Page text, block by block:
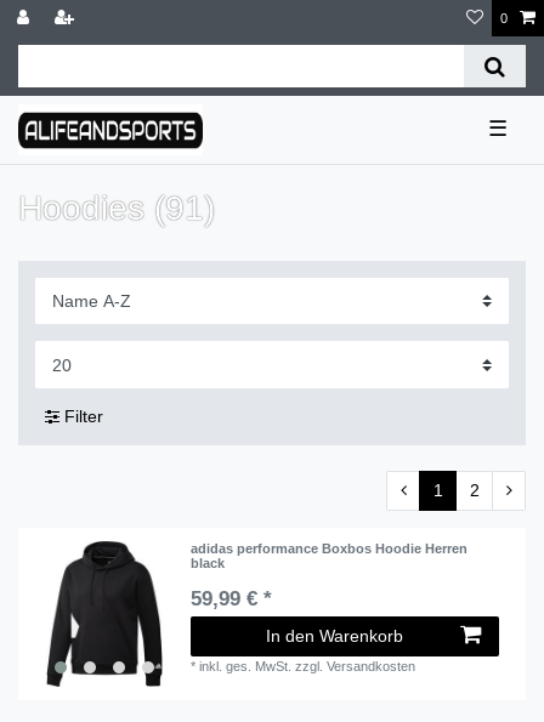
0
☰
Hoodies (91)
Filter
1 2
adidas performance Boxbos Hoodie Herren
black
59,99 € *
In den Warenkorb
*inkl. ges. MwSt. zzgl.Versandkosten